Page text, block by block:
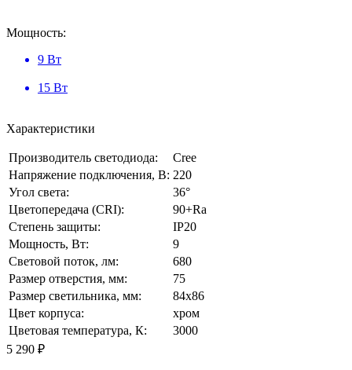
Мощность:
9 Вт
15 Вт
Характеристики
Производитель светодиода:
Cree
Напряжение подключения, В: 220
Угол света:
36°
Цветопередача (CRI):
90+Ra
Степень защиты:
IP20
Мощность, Вт:
9
Световой поток, лм:
680
Размер отверстия, мм:
75
Размер cветильника, мм:
84x86
Цвет корпуса:
хром
Цветовая температура, К:
3000
5 290 ₽